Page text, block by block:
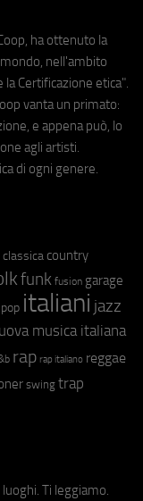
ha ottenuto la
nell'ambito
Certificazione etica".
vanta un primato:
e appena può, lo
agli artisti.
di ogni genere.
classica country
funk fusion garage
italiani jazz
musica italiana
rap rap italiano reggae
swing trap
Ti leggiamo.